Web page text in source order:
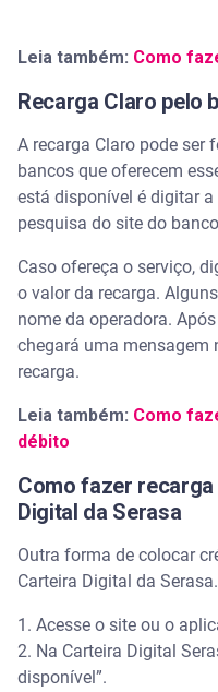
Leia também: Como
Recarga Claro pelo
A recarga Claro pode ser
bancos que oferecem
está disponível é digitar a
pesquisa do site do
Caso ofereça o serviço,
o valor da recarga.
nome da operadora.
chegará uma mensagem
recarga.
Leia também: Como
débito
Como fazer
Digital da Serasa
Outra forma de colocar
Carteira Digital da
1. Acesse o site ou o
2. Na Carteira Digital
disponível”.